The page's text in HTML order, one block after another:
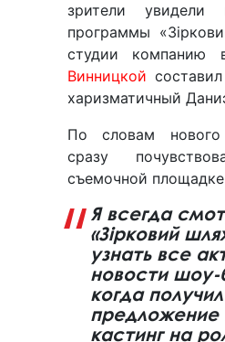
зрители увидели
программы
студии компанию
Винницкой
харизматичный
По словам
сразу
съемочной
Я всегда
«Зірковий
узнать все
новости шоу-
когда получил
предложение
кастинг на